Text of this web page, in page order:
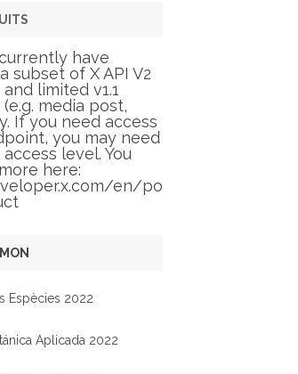
have
subset of X API V2
limited v1.1
media post,
If you need access
you may need
level. You
here:
en/po
Espècies 2022
Aplicada 2022